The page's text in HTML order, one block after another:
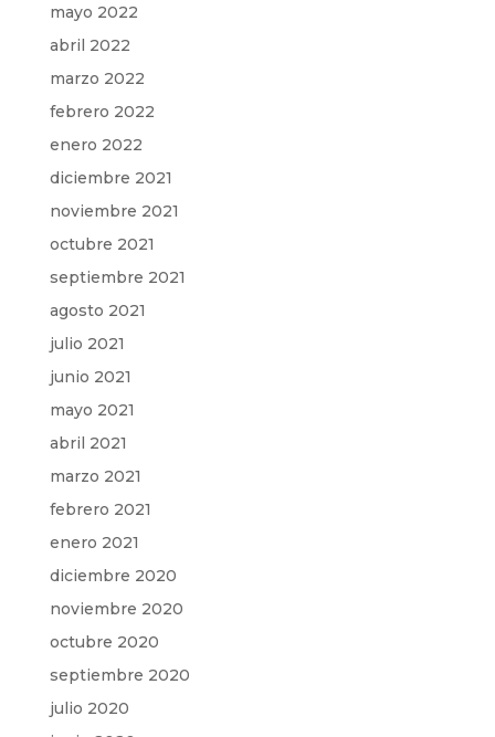
mayo 2022
abril 2022
marzo 2022
febrero 2022
enero 2022
diciembre 2021
noviembre 2021
octubre 2021
septiembre 2021
agosto 2021
julio 2021
junio 2021
mayo 2021
abril 2021
marzo 2021
febrero 2021
enero 2021
diciembre 2020
noviembre 2020
octubre 2020
septiembre 2020
julio 2020